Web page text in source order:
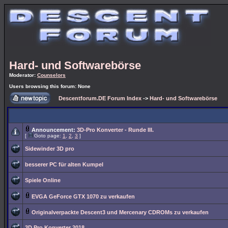
Hard- und Softwarebörse
Moderator: Counselors
Users browsing this forum: None
Descentforum.DE Forum Index -> Hard- und Softwarebörse
Announcement: 3D-Pro Konverter - Runde III.
[ Goto page: 1 2 3 ]
Sidewinder 3D pro
besserer PC für alten Kumpel
Spiele Online
EVGA GeForce GTX 1070 zu verkaufen
Originalverpackte Descent3 und Mercenary CDROMs zu verkaufen